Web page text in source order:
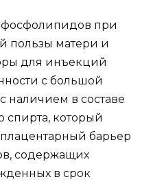
при
пользы матери и
для инъекций
с большой
наличием в составе
спирта, который
барьер
содержащих
в срок